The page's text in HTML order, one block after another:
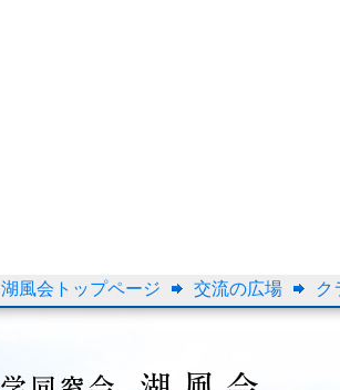
湖風会トップページ 交流の広場 ク